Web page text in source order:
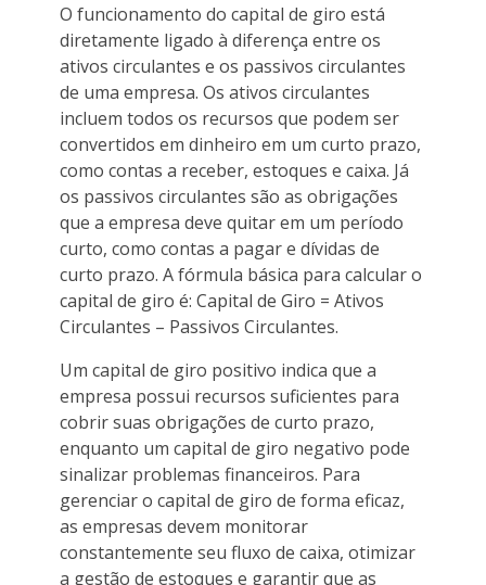
O funcionamento do capital de giro está
diretamente ligado à diferença entre os
ativos circulantes e os passivos circulantes
de uma empresa. Os ativos circulantes
incluem todos os recursos que podem ser
convertidos em dinheiro em um curto prazo,
como contas a receber, estoques e caixa. Já
os passivos circulantes são as obrigações
que a empresa deve quitar em um período
curto, como contas a pagar e dívidas de
curto prazo. A fórmula básica para calcular o
capital de giro é: Capital de Giro = Ativos
Circulantes – Passivos Circulantes.
Um capital de giro positivo indica que a
empresa possui recursos suficientes para
cobrir suas obrigações de curto prazo,
enquanto um capital de giro negativo pode
sinalizar problemas financeiros. Para
gerenciar o capital de giro de forma eficaz,
as empresas devem monitorar
constantemente seu fluxo de caixa, otimizar
a gestão de estoques e garantir que as